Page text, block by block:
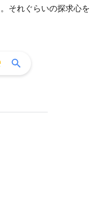
それぐらいの探求心を